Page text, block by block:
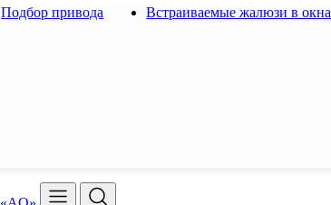
Подбор привода Встраиваемые жалюзи в окна